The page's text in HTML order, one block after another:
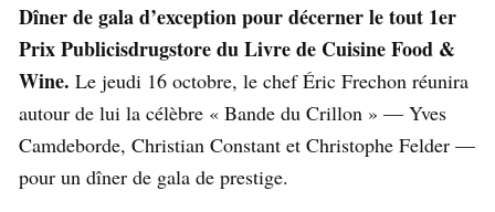
Dîner de gala d’exception pour décerner le tout 1er
Prix Publicisdrugstore du Livre de Cuisine Food &
Wine. Le jeudi 16 octobre, le chef Éric Frechon réunira
autour de lui la célèbre « Bande du Crillon » — Yves
Camdeborde, Christian Constant et Christophe Felder —
pour un dîner de gala de prestige.